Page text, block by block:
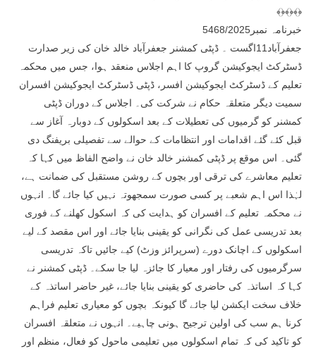
﴾﴿﴾﴿﴾﴿
خبرنامہ نمبر5468/2025
جعفرآباد11اگست ۔ ڈپٹی کمشنر جعفرآباد خالد خان کی زیر صدارت
ڈسٹرکٹ ایجوکیشن گروپ کا اہم اجلاس منعقد ہوا، جس میں محکمہ
تعلیم کے ڈسٹرکٹ ایجوکیشن افسر، ڈپٹی ڈسٹرکٹ ایجوکیشن افسران
سمیت دیگر متعلقہ حکام نے شرکت کی۔ اجلاس کے دوران ڈپٹی
کمشنر کو گرمیوں کی تعطیلات کے بعد اسکولوں کے دوبارہ آغاز سے
قبل کئے گئے اقدامات اور انتظامات کے حوالے سے تفصیلی بریفنگ دی
گئی۔ اس موقع پر ڈپٹی کمشنر خالد خان نے واضح الفاظ میں کہا کہ
تعلیم معاشرے کی ترقی اور بچوں کے روشن مستقبل کی ضمانت ہے،
لہٰذا اس اہم شعبے پر کسی صورت سمجھوتہ نہیں کیا جائے گا۔ انہوں
نے محکمہ تعلیم کے افسران کو ہدایت کی کہ اسکول کھلنے کے فوری
بعد تدریسی عمل کی نگرانی کو یقینی بنایا جائے اور اس مقصد کے لیے
اسکولوں کے اچانک دورے (سرپرائز وزٹ) کیے جائیں تاکہ تدریسی
سرگرمیوں کی رفتار اور معیار کا جائزہ لیا جا سکے۔ ڈپٹی کمشنر نے
کہا کہ اساتذہ کی حاضری کو یقینی بنایا جائے، غیر حاضر اساتذہ کے
خلاف سخت ایکشن لیا جائے گا کیونکہ بچوں کو معیاری تعلیم فراہم
کرنا ہم سب کی اولین ترجیح ہونی چاہیے۔ انہوں نے متعلقہ افسران
کو تاکید کی کہ تمام اسکولوں میں تعلیمی ماحول کو فعال، منظم اور